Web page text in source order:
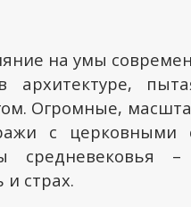
на умы
архитектуре,
Огромные,
с церковными
страх.